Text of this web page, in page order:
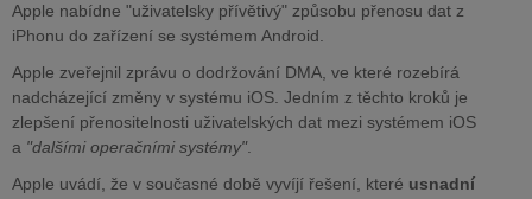
Apple nabídne "uživatelsky přívětivý" způsobu přenosu dat z
iPhonu do zařízení se systémem Android.
Apple zveřejnil zprávu o dodržování DMA, ve které rozebírá
nadcházející změny v systému iOS. Jedním z těchto kroků je
zlepšení přenositelnosti uživatelských dat mezi systémem iOS
a "dalšími operačními systémy".
Apple uvádí, že v současné době vyvíjí řešení, které usnadní